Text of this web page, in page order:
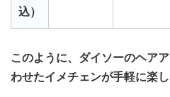
込）
このように、ダイソーのヘア
わせたイメチェンが手軽に楽し